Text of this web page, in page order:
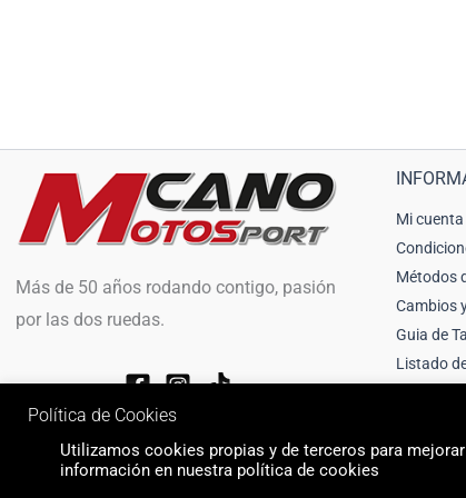
Más de 50 años rodando contigo, pasión
por las dos ruedas.
Mi cuenta
Métodos
Cambios
Guia de
Listado
Política de Cookies
Utilizamos cookies propias y de terceros para
información en nuestra política de cookies